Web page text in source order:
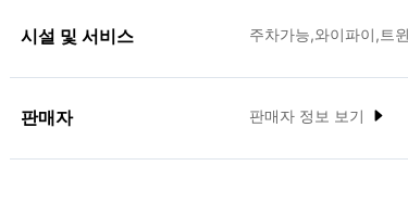
시설 및 서비스 주차가능,와이파이,트
판매자 판매자 정보 보기